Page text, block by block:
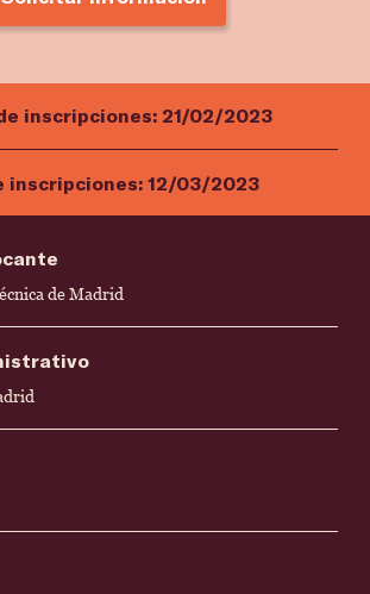
inscripciones: 21/02/2023
inscripciones: 12/03/2023
de Madrid